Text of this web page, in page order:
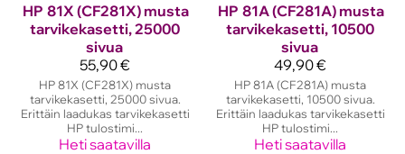
HP 81X (CF281X) musta
tarvikekasetti, 25000
sivua
55,90 €
HP 81X (CF281X) musta
tarvikekasetti, 25000 sivua.
Erittäin laadukas tarvikekasetti
HP tulostimi...
Heti saatavilla
HP 81A (CF281A) musta
tarvikekasetti, 10500
sivua
49,90 €
HP 81A (CF281A) musta
tarvikekasetti, 10500 sivua.
Erittäin laadukas tarvikekasetti
HP tulostimi...
Heti saatavilla